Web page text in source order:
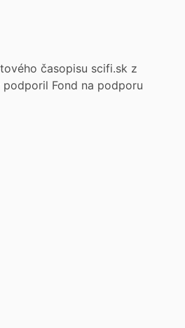
časopisu scifi.sk z
Fond na podporu